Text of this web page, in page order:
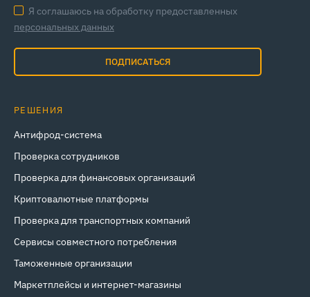
Я соглашаюсь на обработку предоставленных
персональных данных
ПОДПИСАТЬСЯ
РЕШЕНИЯ
Антифрод-система
Проверка сотрудников
Проверка для финансовых организаций
Криптовалютные платформы
Проверка для транспортных компаний
Сервисы совместного потребления
Таможенные организации
Маркетплейсы и интернет‑магазины